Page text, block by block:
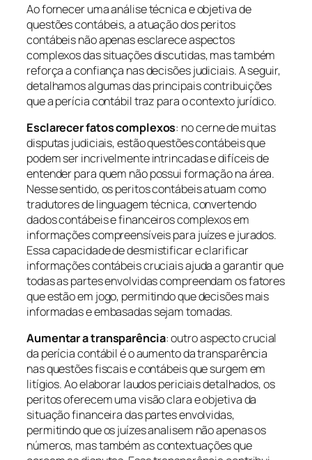
Ao fornecer uma análise técnica e objetiva de
questões contábeis, a atuação dos peritos
contábeis não apenas esclarece aspectos
complexos das situações discutidas, mas também
reforça a confiança nas decisões judiciais. A seguir,
detalhamos algumas das principais contribuições
que a perícia contábil traz para o contexto jurídico.
Esclarecer fatos complexos: no cerne de muitas
disputas judiciais, estão questões contábeis que
podem ser incrivelmente intrincadas e difíceis de
entender para quem não possui formação na área.
Nesse sentido, os peritos contábeis atuam como
tradutores de linguagem técnica, convertendo
dados contábeis e financeiros complexos em
informações compreensíveis para juízes e jurados.
Essa capacidade de desmistificar e clarificar
informações contábeis cruciais ajuda a garantir que
todas as partes envolvidas compreendam os fatores
que estão em jogo, permitindo que decisões mais
informadas e embasadas sejam tomadas.
Aumentar a transparência: outro aspecto crucial
da perícia contábil é o aumento da transparência
nas questões fiscais e contábeis que surgem em
litígios. Ao elaborar laudos periciais detalhados, os
peritos oferecem uma visão clara e objetiva da
situação financeira das partes envolvidas,
permitindo que os juízes analisem não apenas os
números, mas também as contextuações que